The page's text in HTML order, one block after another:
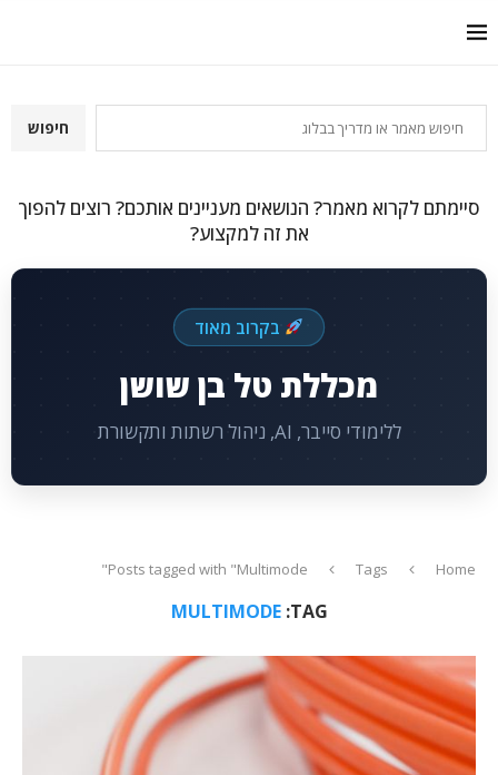
חיפוש
סיימתם לקרוא מאמר? הנושאים מעניינים אותכם? רוצים להפוך
את זה למקצוע?
בקרוב מאוד
מכללת טל בן שושן
ללימודי סייבר, AI, ניהול רשתות ותקשורת
Home
Tags
Posts tagged with "Multimode"
TAG:
MULTIMODE